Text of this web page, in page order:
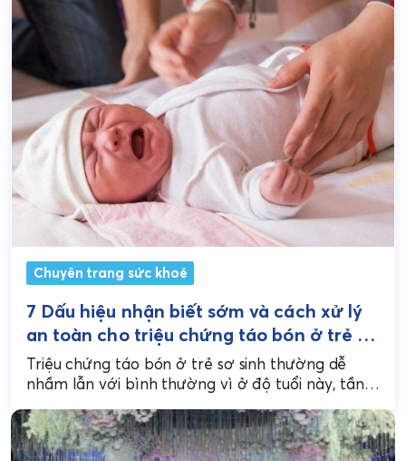
Chuyên trang sức khoẻ
7 Dấu hiệu nhận biết sớm và cách xử lý
an toàn cho triệu chứng táo bón ở trẻ sơ
sinh
Triệu chứng táo bón ở trẻ sơ sinh thường dễ
nhầm lẫn với bình thường vì ở độ tuổi này, tần